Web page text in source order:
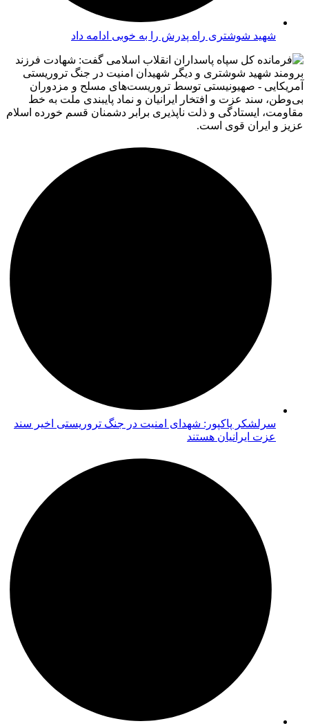
شهید شوشتری راه پدرش را به خوبی ادامه داد
سرلشکر پاکپور: شهدای امنیت در جنگ تروریستی اخیر سند
عزت ایرانیان هستند